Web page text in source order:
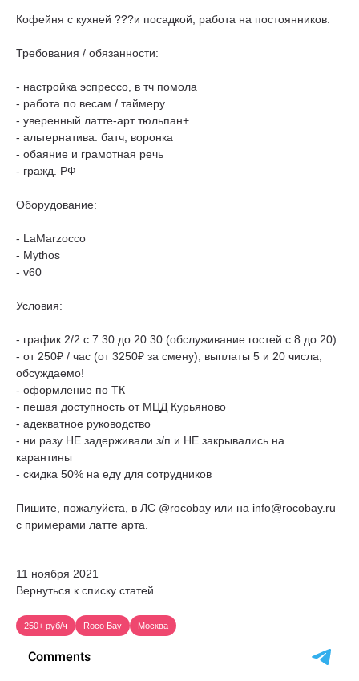
Кофейня с кухней ???и посадкой, работа на постоянников.
Требования / обязанности:
- настройка эспрессо, в тч помола
- работа по весам / таймеру
- уверенный латте-арт тюльпан+
- альтернатива: батч, воронка
- обаяние и грамотная речь
- гражд. РФ
Оборудование:
- LaMarzocco
- Mythos
- v60
Условия:
- график 2/2 с 7:30 до 20:30 (обслуживание гостей с 8 до 20)
- от 250₽ / час (от 3250₽ за смену), выплаты 5 и 20 числа,
обсуждаемо!
- оформление по ТК
- пешая доступность от МЦД Курьяново
- адекватное руководство
- ни разу НЕ задерживали з/п и НЕ закрывались на
карантины
- скидка 50% на еду для сотрудников
Пишите, пожалуйста, в ЛС @rocobay или на info@rocobay.ru
с примерами латте арта.
11 ноября 2021
Вернуться к списку статей
250+ руб/ч Roco Bay Москва